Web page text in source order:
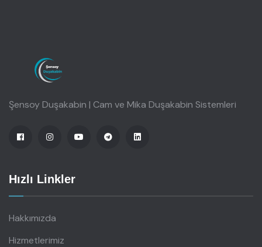
Şensoy Duşakabin | Cam ve Mika Duşakabin Sistemleri
Hızlı Linkler
Hakkımızda
Hizmetlerimiz